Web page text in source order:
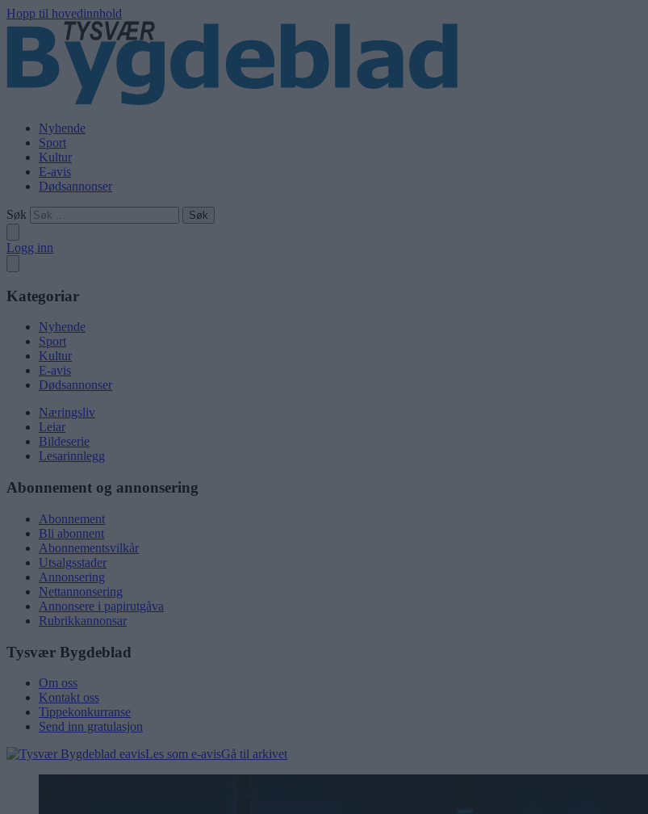
Hopp til hovedinnhold
Nyhende
Sport
Kultur
E-avis
Dødsannonser
Søk
Logg inn
Kategoriar
Nyhende
Sport
Kultur
E-avis
Dødsannonser
Næringsliv
Leiar
Bildeserie
Lesarinnlegg
Abonnement og annonsering
Abonnement
Bli abonnent
Abonnementsvilkår
Utsalgsstader
Annonsering
Nettannonsering
Annonsere i papirutgåva
Rubrikkannonsar
Tysvær Bygdeblad
Om oss
Kontakt oss
Tippekonkurranse
Send inn gratulasjon
Les som e-avisGå til arkivet